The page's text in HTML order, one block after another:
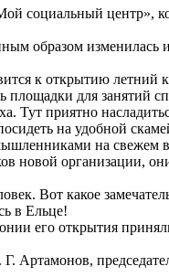
социальный центр»,
образом изменилась
к открытию летний
площадки для занятий
Тут приятно
на удобной
на свежем
новой организации,
Вот какое
в Ельце!
его открытия
Артамонов,